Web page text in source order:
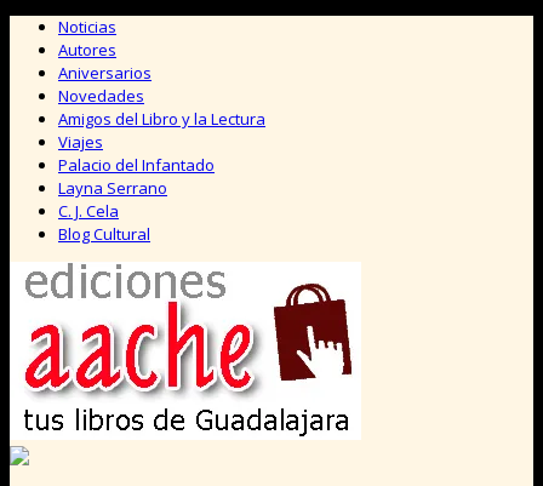
Saltar
contenido
Noticias
Autores
Aniversarios
Novedades
Amigos del Libro y la Lectura
Viajes
Palacio del Infantado
Layna Serrano
C. J. Cela
Blog Cultural